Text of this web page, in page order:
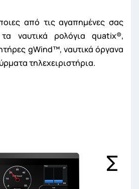
από τις αγαπημένες σας
ναυτικά ρολόγια quatix®,
gWind™, ναυτικά όργανα
τηλεχειριστήρια.
Σ